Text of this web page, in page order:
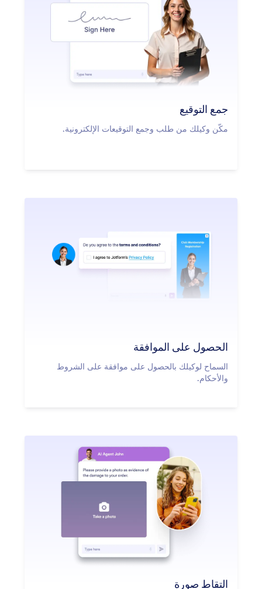
جمع التوقيع
مكّن وكيلك من طلب وجمع التوقيعات الإلكترونية.
الحصول على الموافقة
السماح لوكيلك بالحصول على موافقة على الشروط
والأحكام.
التقاط صورة